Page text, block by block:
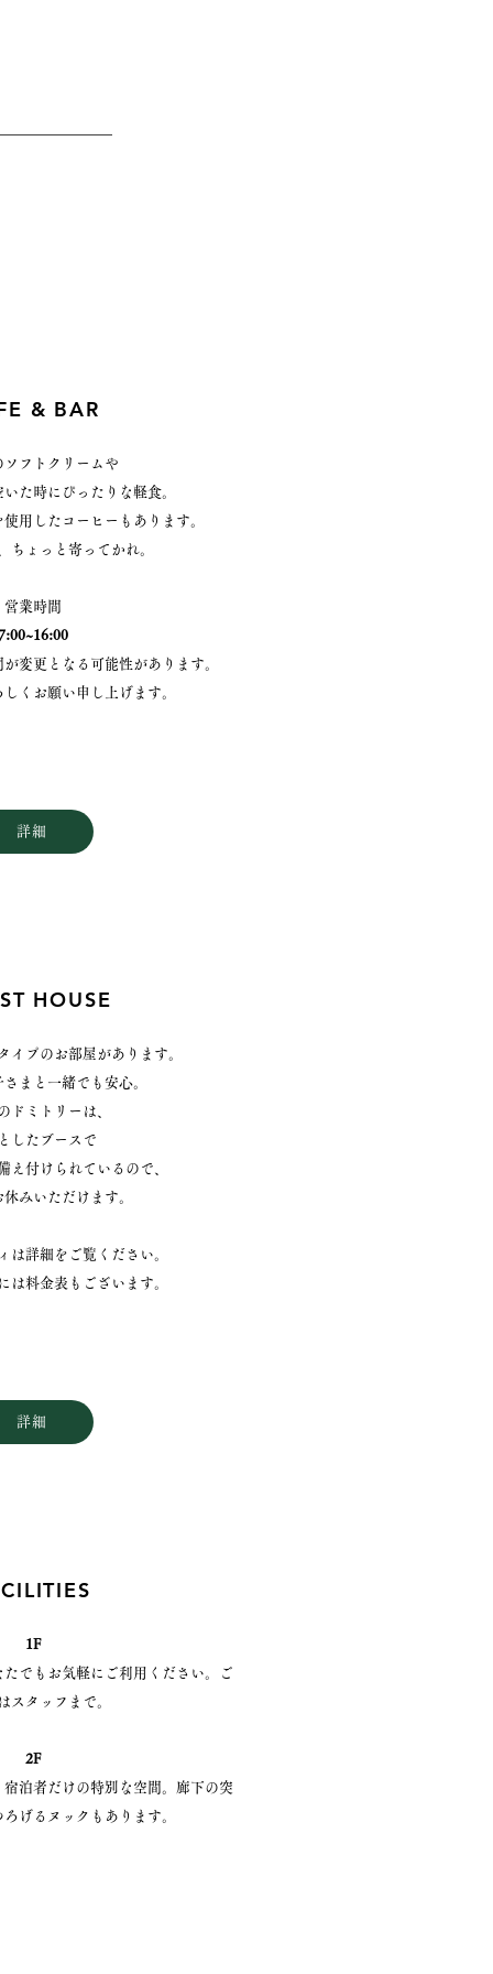
& BAR
ソフトクリームや
た時にぴったりな軽食。
用したコーヒーもあります。
ちょっと寄ってかれ。
営業時間
変更となる可能性があります。
くお願い申し上げます。
詳細
HOUSE
イプのお部屋があります。
まと一緒でも安心。
ドミトリーは、
したブースで
え付けられているので、
みいただけます。
は詳細をご覧ください。
は料金表もございます。
詳細
1F
でもお気軽にご利用ください。ご
スタッフまで。
2F
泊者だけの特別な空間。廊下の突
げるヌックもあります。